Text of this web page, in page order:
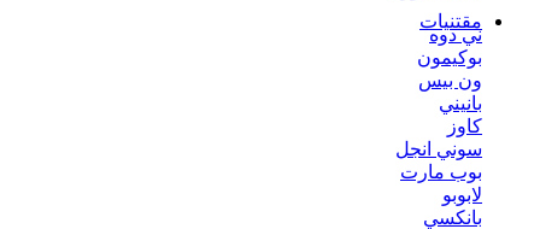
مقتنيات
ني دوه
بوكيمون
ون بيس
بانيني
كاوز
سوني انجل
بوب مارت
لابوبو
بانكسي